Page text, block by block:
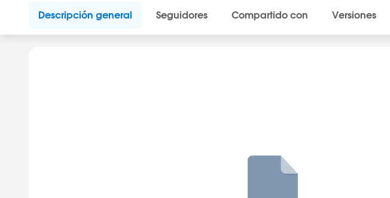
Descripción general Seguidores Compartido con Versiones